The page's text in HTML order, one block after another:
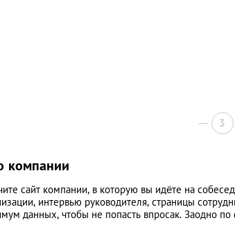
3
компании
сайт компании, в которую вы идёте на
интервью руководителя, страницы
данных, чтобы не попасть впросак. Заодно